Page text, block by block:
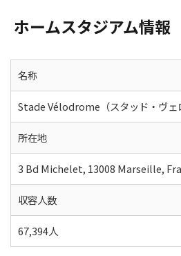
ホームスタジアム情報
名称
Stade Vélodrome（スタッド・ヴェ
所在地
3 Bd Michelet, 13008 Marseille,
収容人数
67,394人